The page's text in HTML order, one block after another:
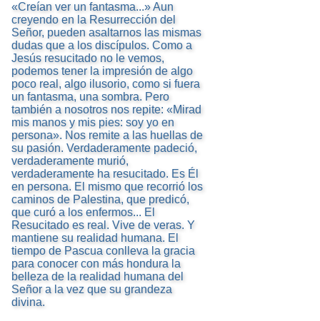
«Creían ver un fantasma...» Aun
creyendo en la Resurrección del
Señor, pueden asaltarnos las mismas
dudas que a los discípulos. Como a
Jesús resucitado no le vemos,
podemos tener la impresión de algo
poco real, algo ilusorio, como si fuera
un fantasma, una sombra. Pero
también a nosotros nos repite: «Mirad
mis manos y mis pies: soy yo en
persona». Nos remite a las huellas de
su pasión. Verdaderamente padeció,
verdaderamente murió,
verdaderamente ha resucitado. Es Él
en persona. El mismo que recorrió los
caminos de Palestina, que predicó,
que curó a los enfermos... El
Resucitado es real. Vive de veras. Y
mantiene su realidad humana. El
tiempo de Pascua conlleva la gracia
para conocer con más hondura la
belleza de la realidad humana del
Señor a la vez que su grandeza
divina.